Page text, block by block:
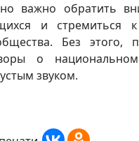
важно обратить
и стремиться
Без этого,
о
звуком.